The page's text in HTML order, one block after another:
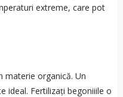
extreme, care pot
materie organică. Un
ideal. Fertilizați begoniiile o